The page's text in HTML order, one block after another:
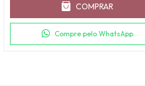
COMPRAR
Compre pelo WhatsApp